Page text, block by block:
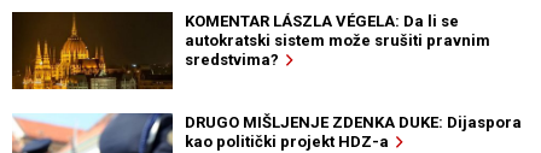
KOMENTAR LÁSZLA VÉGELA: Da li se
autokratski sistem može srušiti pravnim
sredstvima?
DRUGO MIŠLJENJE ZDENKA DUKE: Dijaspora
kao politički projekt HDZ-a